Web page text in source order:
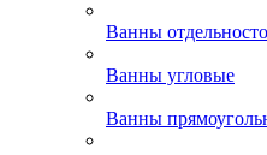
Ванны
Ванны угловые
Ванны